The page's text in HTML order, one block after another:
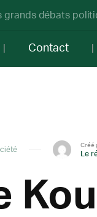
débats
Contact
Créé
Le